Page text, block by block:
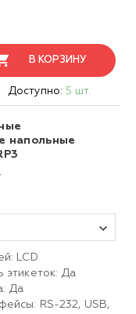
В КОРЗИНУ
Доступно: 5 шт.
напольные
LCD
этикеток: Да
Да
RS-232, USB,